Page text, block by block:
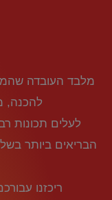
מלבד העובדה
להכנה,
לעלים תכונות
הבריאים ביותר
ריכזנו